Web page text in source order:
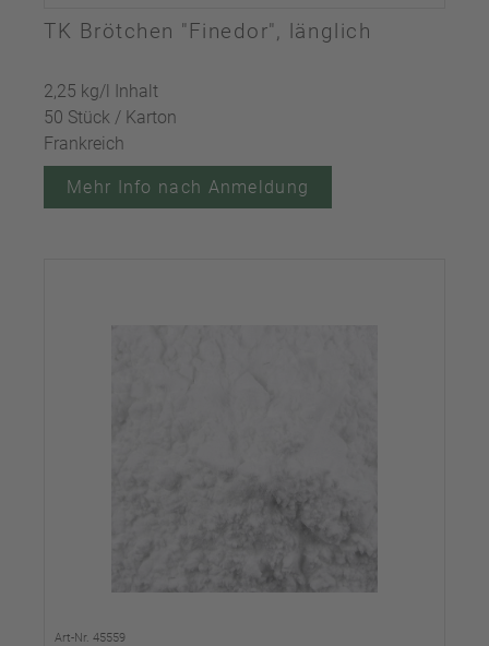
TK Brötchen "Finedor", länglich
2,25 kg/l Inhalt
50 Stück / Karton
Frankreich
Mehr Info nach Anmeldung
Art-Nr. 45559